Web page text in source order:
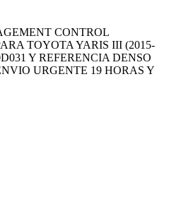
CONTROL
TOYOTA YARIS III (2015-
Y REFERENCIA DENSO
URGENTE 19 HORAS Y